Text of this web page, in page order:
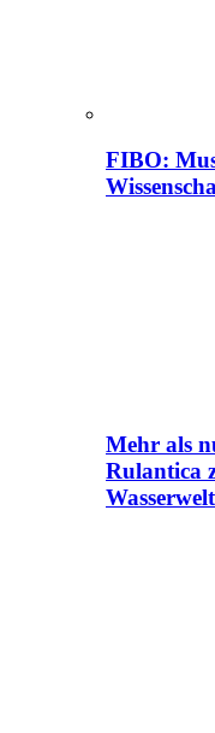
FIBO:
Mehr als
Rulantica